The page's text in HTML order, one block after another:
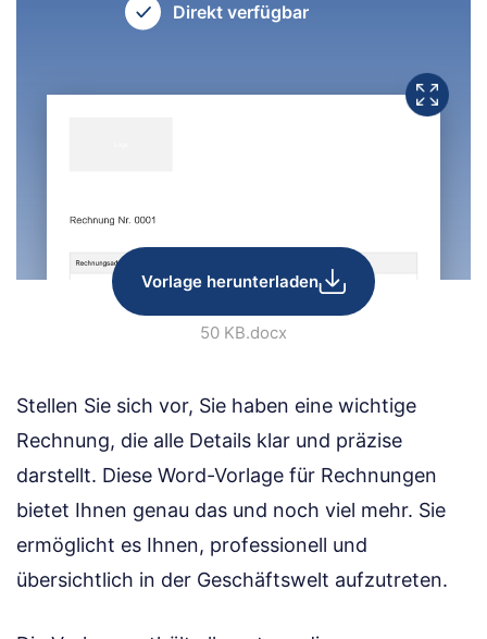
Direkt verfügbar
Vorlage herunterladen
50 KB.docx
Stellen Sie sich vor, Sie haben eine wichtige
Rechnung, die alle Details klar und präzise
darstellt. Diese Word-Vorlage für Rechnungen
bietet Ihnen genau das und noch viel mehr. Sie
ermöglicht es Ihnen, professionell und
übersichtlich in der Geschäftswelt aufzutreten.